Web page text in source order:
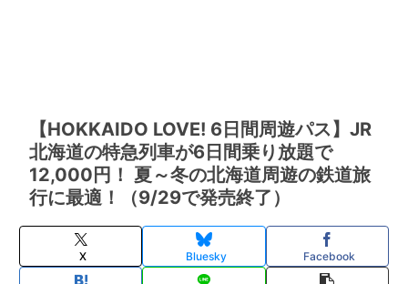
【HOKKAIDO LOVE! 6日間周遊パス】JR
北海道の特急列車が6日間乗り放題で
12,000円！ 夏～冬の北海道周遊の鉄道旅
行に最適！（9/29で発売終了）
X Bluesky Facebook